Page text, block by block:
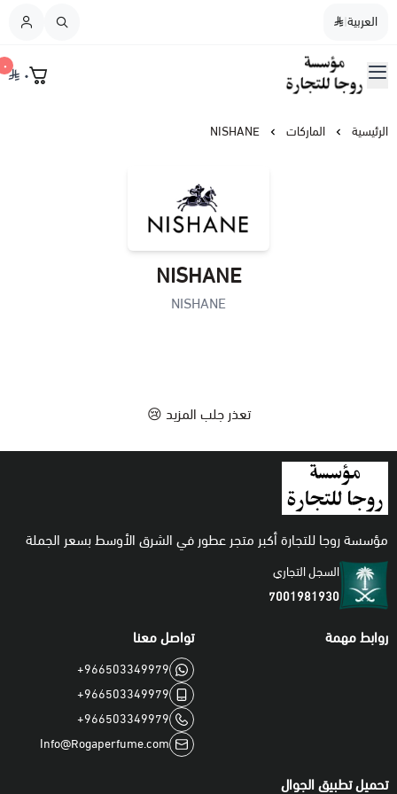
العربية|
مؤسسة روجا للتجارة
٠ ٠ القائمة الرئيسية
نسائيالرئيسية الماركات NISHANE
NISHANE
NISHANE
تعذر جلب المزيد 😢
مؤسسة روجا للتجارة أكبر متجر عطور في الشرق الأوسط بسعر الجملة
السجل التجاري
7001981930
روابط مهمة تواصل معنا
+966503349979
+966503349979
+966503349979
Info@Rogaperfume.com
تحميل تطبيق الجوال